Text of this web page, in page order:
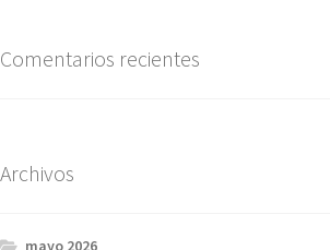
Comentarios recientes
Archivos
mayo 2026